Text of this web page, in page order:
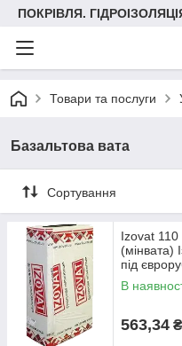
ПОКРІВЛЯ.
Товари та послуги
Базальтова вата
Сортування
Izovat 110
(мінвата)
під
В
563,34